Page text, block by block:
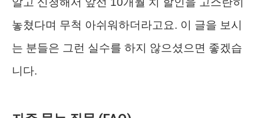
놓쳤다며 무척 아쉬워하더라고요. 이 글을 보시
는 분들은 그런 실수를 하지 않으셨으면 좋겠습
니다.